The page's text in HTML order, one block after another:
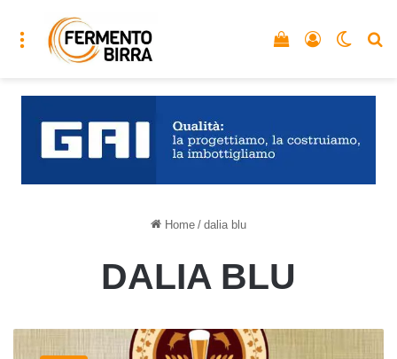
Menu Accedi
Vedi il carrello
Home / dalia blu
DALIA BLU